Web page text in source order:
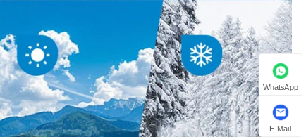
WhatsApp
E-Mail